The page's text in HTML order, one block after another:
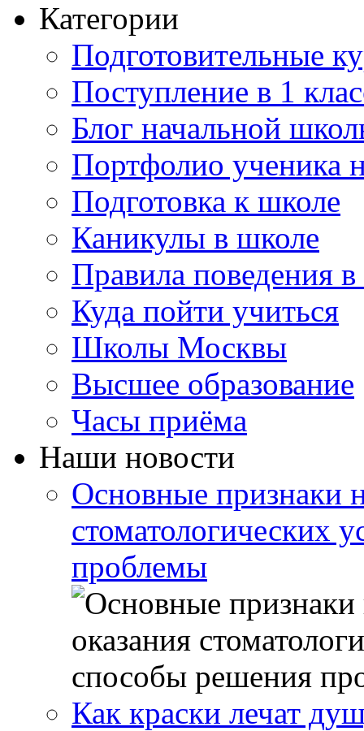
Категории
Подготовительные
Поступление в 1
Блог начальной
Портфолио ученика
Подготовка к школе
Каникулы в школе
Правила поведения
Куда пойти учиться
Школы Москвы
Высшее образование
Часы приёма
Наши новости
Основные признаки
стоматологических
проблемы
Как краски лечат